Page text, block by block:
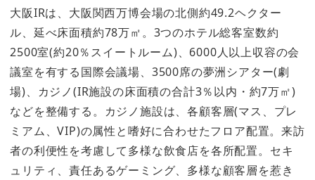
大阪IRは、大阪関西万博会場の北側約49.2ヘクター
ル、延べ床面積約78万㎡。3つのホテル総客室数約
2500室(約20％スイートルーム)、6000人以上収容の会
議室を有する国際会議場、3500席の夢洲シアター(劇
場)、カジノ(IR施設の床面積の合計3％以内・約7万㎡)
などを整備する。カジノ施設は、各顧客層(マス、プレ
ミアム、VIP)の属性と嗜好に合わせたフロア配置。来訪
者の利便性を考慮して多様な飲食店を各所配置。セキ
ュリティ、責任あるゲーミング、多様な顧客層を惹き